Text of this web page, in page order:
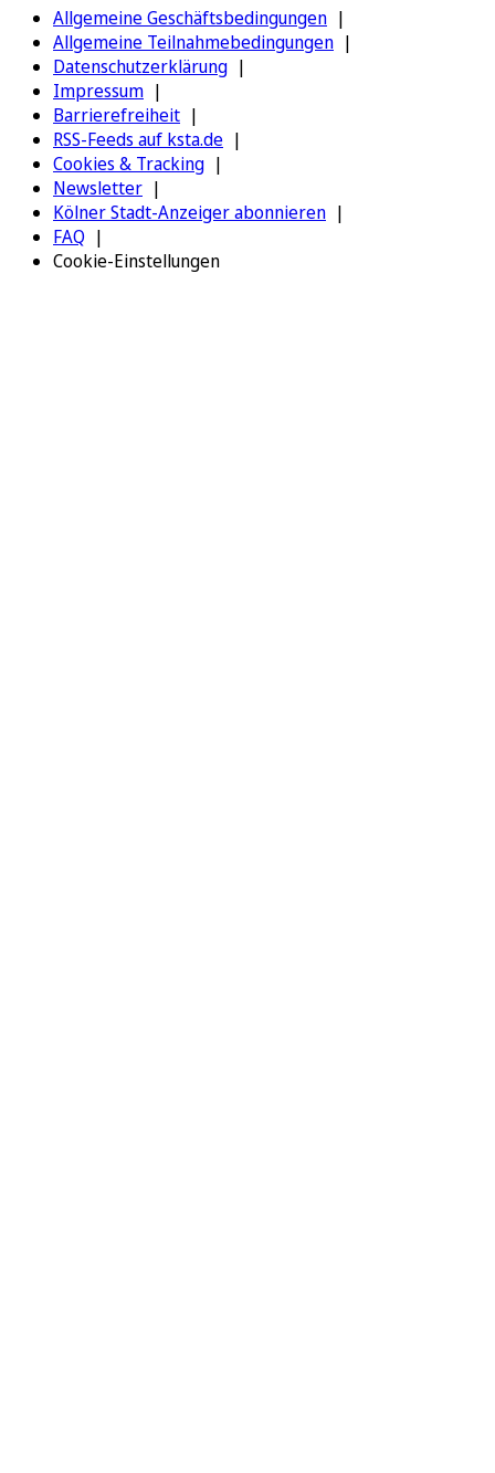
Allgemeine Geschäftsbedingungen
Allgemeine Teilnahmebedingungen
Datenschutzerklärung
Impressum
Barrierefreiheit
RSS-Feeds auf ksta.de
Cookies & Tracking
Newsletter
Kölner Stadt-Anzeiger abonnieren
FAQ
Cookie-Einstellungen